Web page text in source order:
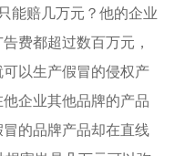
能赔几万元？他的企业
费都超过数百万元，
以生产假冒的侵权产
企业其他品牌的产品
的品牌产品却在直线